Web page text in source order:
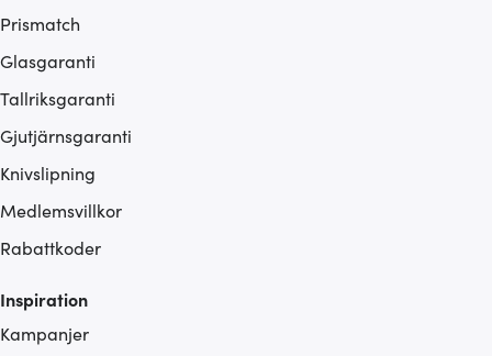
Prismatch
Glasgaranti
Tallriksgaranti
Gjutjärnsgaranti
Knivslipning
Medlemsvillkor
Rabattkoder
Inspiration
Kampanjer